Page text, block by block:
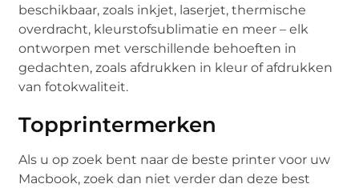
beschikbaar, zoals inkjet, laserjet, thermische
overdracht, kleurstofsublimatie en meer – elk
ontworpen met verschillende behoeften in
gedachten, zoals afdrukken in kleur of afdrukken
van fotokwaliteit.
Topprintermerken
Als u op zoek bent naar de beste printer voor uw
Macbook, zoek dan niet verder dan deze best